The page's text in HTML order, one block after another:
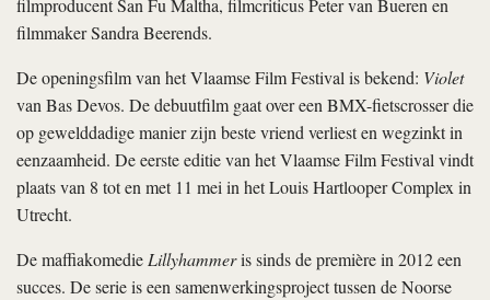
filmproducent San Fu Maltha, filmcriticus Peter van Bueren en
filmmaker Sandra Beerends.
De openingsfilm van het Vlaamse Film Festival is bekend: Violet
van Bas Devos. De debuutfilm gaat over een BMX-fietscrosser die
op gewelddadige manier zijn beste vriend verliest en wegzinkt in
eenzaamheid. De eerste editie van het Vlaamse Film Festival vindt
plaats van 8 tot en met 11 mei in het Louis Hartlooper Complex in
Utrecht.
De maffiakomedieLillyhammeris sinds de première in 2012 een
succes. De serie is een samenwerkingsproject tussen de Noorse